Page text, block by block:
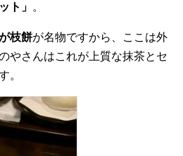
ト」 。
枝餅が名物ですから、ここは外
やさんはこれが上質な抹茶とセ
。